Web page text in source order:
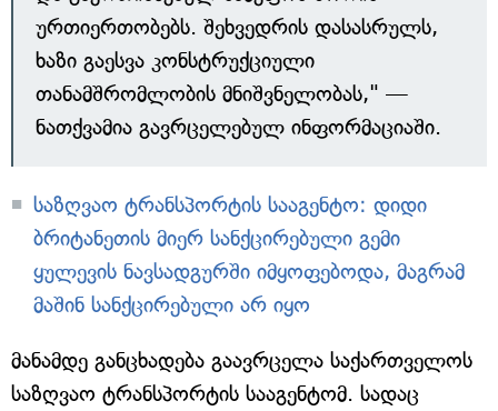
ურთიერთობებს. შეხვედრის დასასრულს,
ხაზი გაესვა კონსტრუქციული
თანამშრომლობის მნიშვნელობას," —
ნათქვამია გავრცელებულ ინფორმაციაში.
საზღვაო ტრანსპორტის სააგენტო: დიდი
ბრიტანეთის მიერ სანქცირებული გემი
ყულევის ნავსადგურში იმყოფებოდა, მაგრამ
მაშინ სანქცირებული არ იყო
მანამდე განცხადება გაავრცელა საქართველოს
საზღვაო ტრანსპორტის სააგენტომ. სადაც